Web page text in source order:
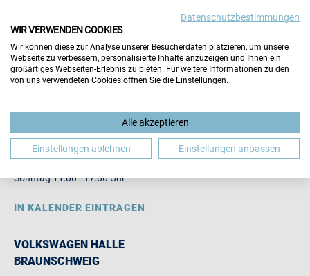
FÜR BESUCHER
FÜR AUSSTELLER
29. 30.08.2026
Samstag 10:00 - 16:00 Uhr
Sonntag 11:00 - 17:00 Uhr
IN KALENDER EINTRAGEN
VOLKSWAGEN HALLE
BRAUNSCHWEIG
Datenschutzbestimmungen
WIR VERWENDEN COOKIES
Wir können diese zur Analyse unserer Besucherdaten platzieren, um unsere
Webseite zu verbessern, personalisierte Inhalte anzuzeigen und Ihnen ein
großartiges Webseiten-Erlebnis zu bieten. Für weitere Informationen zu den
von uns verwendeten Cookies öffnen Sie die Einstellungen.
Alle akzeptieren
Einstellungen ablehnen Einstellungen anpassen